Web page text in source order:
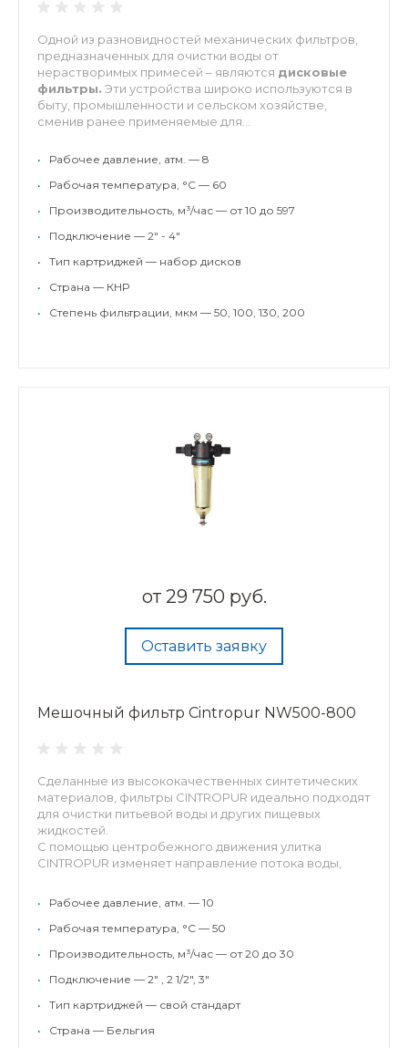
Одной из разновидностей механических фильтров,
предназначенных для очистки воды от
нерастворимых примесей – являются дисковые
фильтры. Эти устройства широко используются в
быту, промышленности и сельском хозяйстве,
сменив ранее применяемые для...
•
Рабочее давление, атм. — 8
•
Рабочая температура, °С — 60
•
Производительность, м³/час — от 10 до 597
•
Подключение — 2" - 4"
•
Тип картриджей — набор дисков
•
Страна — КНР
•
Степень фильтрации, мкм — 50, 100, 130, 200
от 29 750 руб.
Оставить заявку
Мешочный фильтр Cintropur NW500-800
Сделанные из высококачественных синтетических
материалов, фильтры CINTROPUR идеально подходят
для очистки питьевой воды и других пищевых
жидкостей.
С помощью центробежного движения улитка
CINTROPUR изменяет направление потока воды,
•
Рабочее давление, атм. — 10
•
Рабочая температура, °С — 50
•
Производительность, м³/час — от 20 до 30
•
Подключение — 2" , 2 1/2", 3"
•
Тип картриджей — свой стандарт
•
Страна — Бельгия